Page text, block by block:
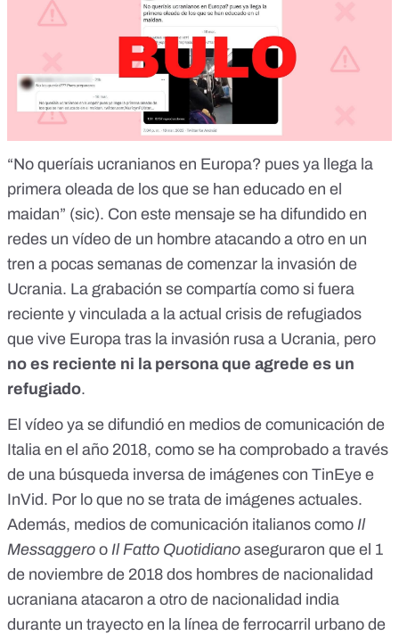
“No queríais ucranianos en Europa? pues ya llega la
primera oleada de los que se han educado en el
maidan” (sic). Con este mensaje se ha difundido en
redes un vídeo de un hombre atacando a otro en un
tren a pocas semanas de comenzar la invasión de
Ucrania. La grabación se compartía como si fuera
reciente y vinculada a la actual crisis de refugiados
que vive Europa tras la invasión rusa a Ucrania, pero
no es reciente ni la persona que agrede es un
refugiado.
El vídeo ya se difundió en medios de comunicación de
Italia en el año 2018, como se ha comprobado a través
de una búsqueda inversa de imágenes con TinEye e
InVid. Por lo que no se trata de imágenes actuales.
Además, medios de comunicación italianos como Il
Messaggero o Il Fatto Quotidiano aseguraron que el 1
de noviembre de 2018 dos hombres de nacionalidad
ucraniana atacaron a otro de nacionalidad india
durante un trayecto en la línea de ferrocarril urbano de